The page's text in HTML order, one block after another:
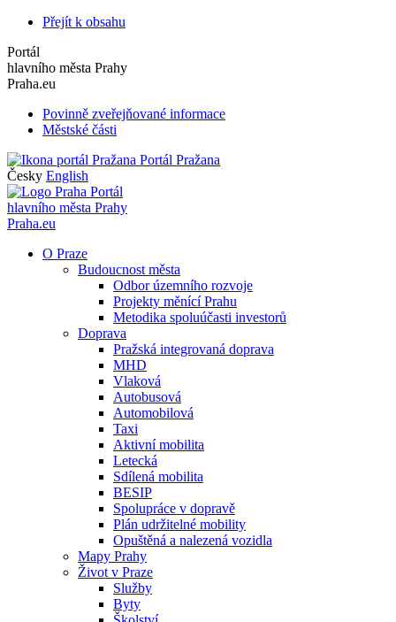
Přejít k obsahu
Portál
hlavního města Prahy
Praha.eu
Povinně zveřejňované informace
Městské části
Portál Pražana
Česky English
Portál
hlavního města Prahy
Praha.eu
O Praze
Budoucnost města
Odbor územního rozvoje
Projekty měnící Prahu
Metodika spoluúčasti investorů
Doprava
Pražská integrovaná doprava
MHD
Vlaková
Autobusová
Automobilová
Taxi
Aktivní mobilita
Letecká
Sdílená mobilita
BESIP
Spolupráce v dopravě
Plán udržitelné mobility
Opuštěná a nalezená vozidla
Mapy Prahy
Život v Praze
Služby
Byty